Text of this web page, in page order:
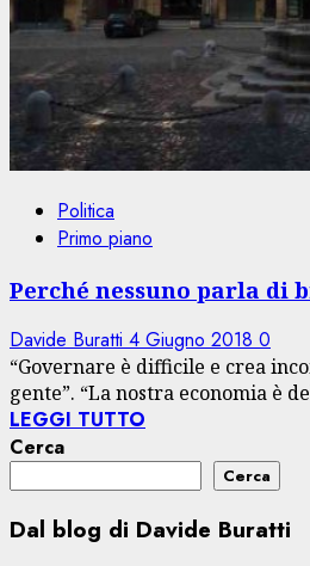
Politica
Primo piano
Perché nessuno parla di
Davide Buratti 4 Giugno 2018 0
“Governare è difficile e crea
gente”. “La nostra economia è
LEGGI TUTTO
Cerca
Cerca
Dal blog di Davide Buratti